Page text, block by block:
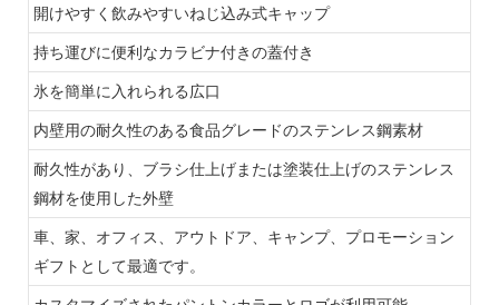
開けやすく飲みやすいねじ込み式キャップ
持ち運びに便利なカラビナ付きの蓋付き
氷を簡単に入れられる広口
内壁用の耐久性のある食品グレードのステンレス鋼素材
耐久性があり、ブラシ仕上げまたは塗装仕上げのステンレス
鋼材を使用した外壁
車、家、オフィス、アウトドア、キャンプ、プロモーション
ギフトとして最適です。